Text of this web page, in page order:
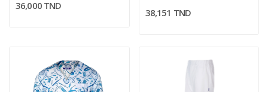
36,000 TND
38,151 TND